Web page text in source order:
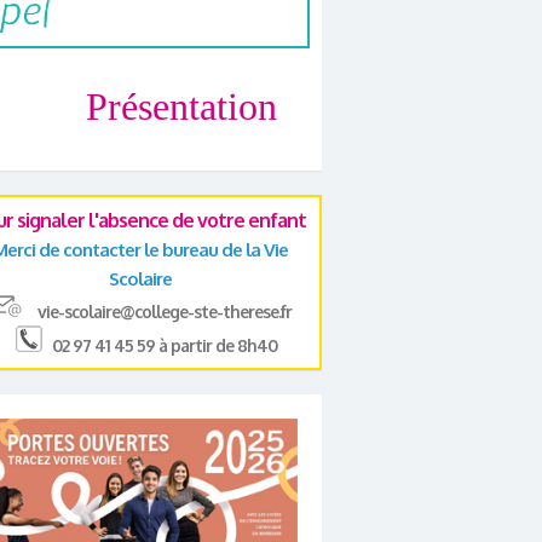
Présentation
signaler l'absence de votre enfant
de contacter le bureau de la Vie
Scolaire
vie-scolaire@college-ste-therese.fr
02 97 41 45 59 à partir de 8h40